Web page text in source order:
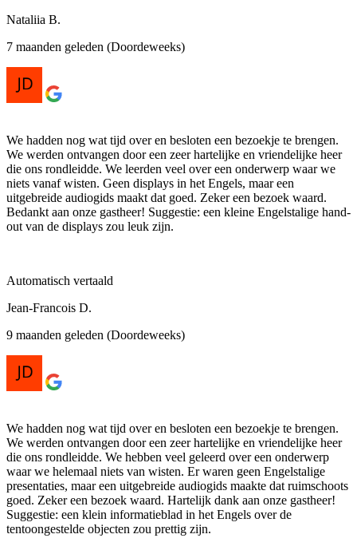
Nataliia B.
7 maanden geleden (Doordeweeks)
We hadden nog wat tijd over en besloten een bezoekje te brengen.
We werden ontvangen door een zeer hartelijke en vriendelijke heer
die ons rondleidde. We leerden veel over een onderwerp waar we
niets vanaf wisten. Geen displays in het Engels, maar een
uitgebreide audiogids maakt dat goed. Zeker een bezoek waard.
Bedankt aan onze gastheer! Suggestie: een kleine Engelstalige hand-
out van de displays zou leuk zijn.
Automatisch vertaald
Jean-Francois D.
9 maanden geleden (Doordeweeks)
We hadden nog wat tijd over en besloten een bezoekje te brengen.
We werden ontvangen door een zeer hartelijke en vriendelijke heer
die ons rondleidde. We hebben veel geleerd over een onderwerp
waar we helemaal niets van wisten. Er waren geen Engelstalige
presentaties, maar een uitgebreide audiogids maakte dat ruimschoots
goed. Zeker een bezoek waard. Hartelijk dank aan onze gastheer!
Suggestie: een klein informatieblad in het Engels over de
tentoongestelde objecten zou prettig zijn.